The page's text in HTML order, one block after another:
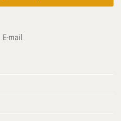
E-mail